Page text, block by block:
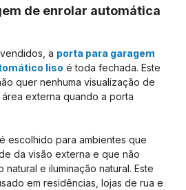
de enrolar automática
a porta para garagem
liso é toda fechada. Este
quer nenhuma visualização de
externa quando a porta
escolhido para ambientes que
da visão externa e que não
e iluminação natural. Este
em residências, lojas de rua e